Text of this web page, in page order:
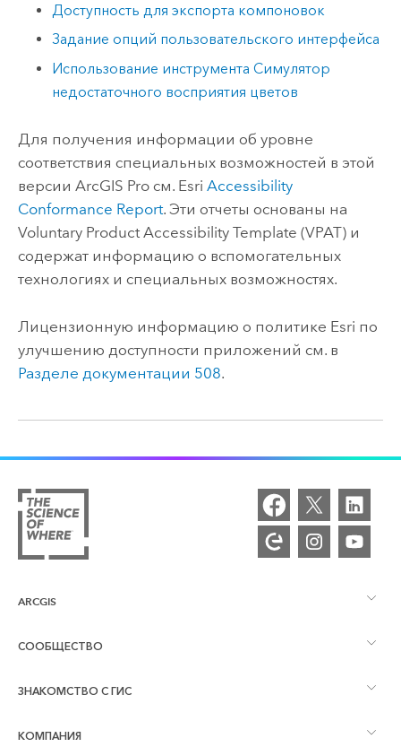
Доступность для экспорта компоновок
Задание опций пользовательского интерфейса
Использование инструмента Симулятор
недостаточного восприятия цветов
Для получения информации об уровне
соответствия специальных возможностей в этой
версии ArcGIS Proсм. Esri Accessibility
Conformance Report. Эти отчеты основаны на
Voluntary Product Accessibility Template (VPAT) и
содержат информацию о вспомогательных
технологиях и специальных возможностях.
Лицензионную информацию о политике Esri по
улучшению доступности приложений см. в
Разделе документации 508.
ARCGIS
Обзор ArcGIS
Картография
СООБЩЕСТВО
Сообщества и форумы
Блог ArcGIS
ЗНАКОМСТВО С ГИС
Что такое ГИС?
КОМПАНИЯ